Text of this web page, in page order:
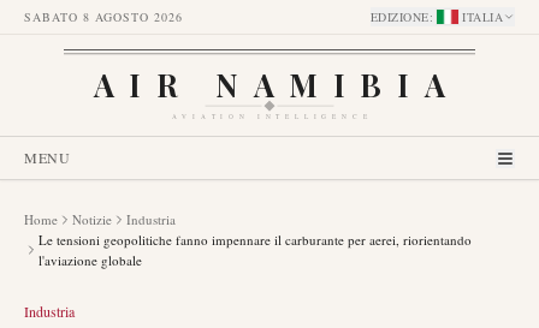
SABATO 8 AGOSTO 2026 EDIZIONE: ITALIA
AIR NAMIBIA
AVIATION INTELLIGENCE
MENU
Home Notizie
Industria
Le tensioni geopolitiche fanno impennare il carburante per aerei, riorientando
l'aviazione globale
Industria